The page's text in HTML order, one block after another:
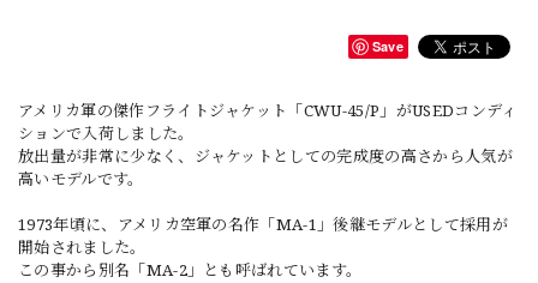
Save
アメリカ軍の傑作フライトジャケット「CWU-45/P」がUSEDコンディ
ションで入荷しました。
放出量が非常に少なく、ジャケットとしての完成度の高さから人気が
高いモデルです。
1973年頃に、アメリカ空軍の名作「MA-1」後継モデルとして採用が
開始されました。
この事から別名「MA-2」とも呼ばれています。